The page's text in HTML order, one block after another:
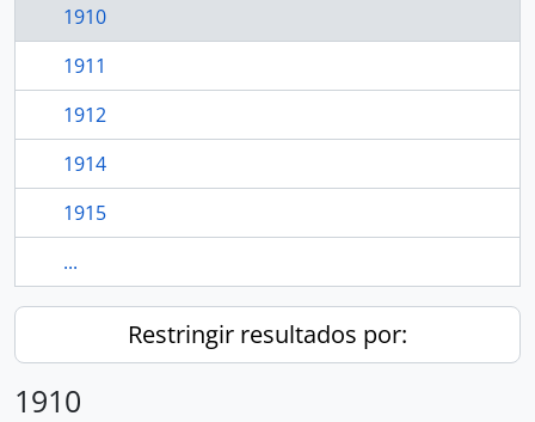
1910
1911
1912
1914
1915
...
Restringir resultados por:
1910